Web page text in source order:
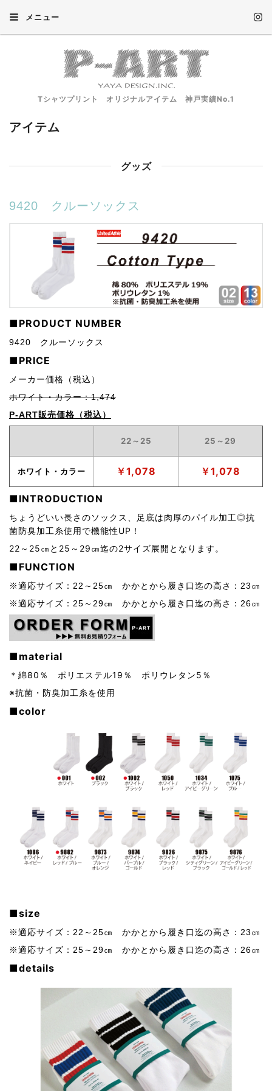
メニュー
Tシャツプリント オリジナルアイテム 神戸実績No.1
アイテム
グッズ
9420 クルーソックス
■PRODUCT NUMBER
9420 クルーソックス
■PRICE
メーカー価格 （税込）
ホワイト・カラー：1,474
P-ART販売価格 （税込）
22～25 25～29
ホワイト・カラー ￥1,078 ￥1,078
■INTRODUCTION
ちょうどいい長さのソックス、足底は肉厚のパイル加工◎抗
菌防臭加工糸使用で機能性UP！
22～25㎝と25～29㎝迄の2サイズ展開となります。
■FUNCTION
※適応サイズ：22～25㎝ かかとから履き口迄の高さ：23㎝
※適応サイズ：25～29㎝ かかとから履き口迄の高さ：26㎝
■material
＊綿80％ ポリエステル19％ ポリウレタン5％
※抗菌・防臭加工糸を使用
■color
■size
※適応サイズ：22～25㎝ かかとから履き口迄の高さ：23㎝
※適応サイズ：25～29㎝ かかとから履き口迄の高さ：26㎝
■details